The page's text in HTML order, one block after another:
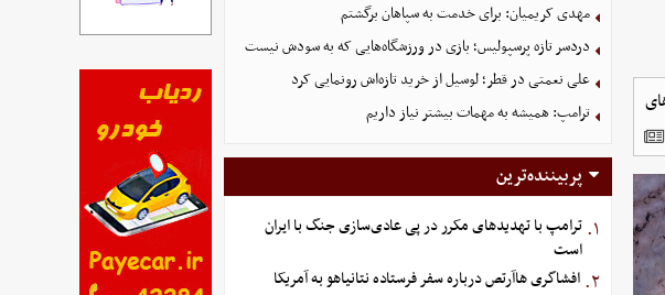
مهدی کریمیان: برای خدمت به سپاهان برگشتم
دردسر تازه پرسپولیس؛ بازی در ورزشگاه‌هایی که به سودش نیست
علی نعمتی در قطر؛ لوسیل از خرید تازه‌اش رونمایی کرد
ترامپ: همیشه به مهمات بیشتر نیاز داریم
پربیننده‌ترین
۱. ترامپ با تهدیدهای مکرر در پی عادی‌سازی جنگ با ایران
است
۲. افشاگری هاآرتص درباره سفر فرستاده نتانیاهو به آمریکا